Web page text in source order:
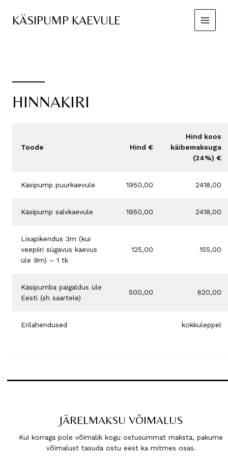
contentKÄSIPUMP KAEVULE
Main
HINNAKIRI
Toode Hind €
Hind koos
käibemaksuga
(24%) €
Käsipump puurkaevule 1950,00 2418,00
Käsipump salvkaevule 1950,00 2418,00
Lisapikendus 3m (kui
veepiiri sügavus kaevus
üle 9m) – 1 tk
125,00 155,00
Käsipumba paigaldus üle
Eesti (sh saartele)
500,00 620,00
Erilahendused kokkuleppel
JÄRELMAKSU VÕIMALUS
Kui korraga pole võimalik kogu ostusummat maksta, pakume
võimalust tasuda ostu eest ka mitmes osas.